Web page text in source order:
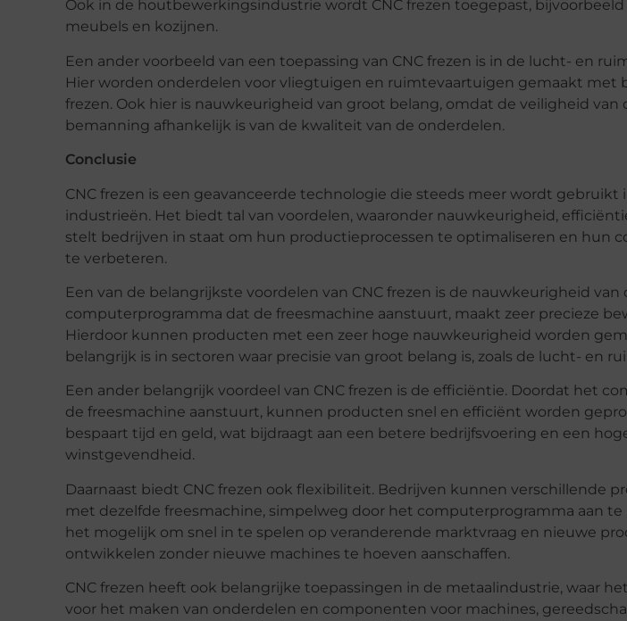
Ook in de houtbewerkingsindustrie wordt CNC frezen toegepast,
meubels en kozijnen.
Een ander voorbeeld van een toepassing van CNC frezen is in de lucht- en
Hier worden onderdelen voor vliegtuigen en ruimtevaartuigen gemaakt met
frezen. Ook hier is nauwkeurigheid van groot belang, omdat de veiligheid van
bemanning afhankelijk is van de kwaliteit van de onderdelen.
Conclusie
CNC frezen is een geavanceerde technologie die steeds meer wordt gebruikt
industrieën. Het biedt tal van voordelen, waaronder nauwkeurigheid,
stelt bedrijven in staat om hun productieprocessen te optimaliseren en hun
te verbeteren.
Een van de belangrijkste voordelen van CNC frezen is de nauwkeurigheid
computerprogramma dat de freesmachine aanstuurt, maakt zeer precieze
Hierdoor kunnen producten met een zeer hoge nauwkeurigheid worden
belangrijk is in sectoren waar precisie van groot belang is, zoals de lucht- en
Een ander belangrijk voordeel van CNC frezen is de efficiëntie. Doordat het
de freesmachine aanstuurt, kunnen producten snel en efficiënt worden
bespaart tijd en geld, wat bijdraagt aan een betere bedrijfsvoering en een
winstgevendheid.
Daarnaast biedt CNC frezen ook flexibiliteit. Bedrijven kunnen verschillende
met dezelfde freesmachine, simpelweg door het computerprogramma aan te
het mogelijk om snel in te spelen op veranderende marktvraag en nieuwe
ontwikkelen zonder nieuwe machines te hoeven aanschaffen.
CNC frezen heeft ook belangrijke toepassingen in de metaalindustrie, waar
voor het maken van onderdelen en componenten voor machines,